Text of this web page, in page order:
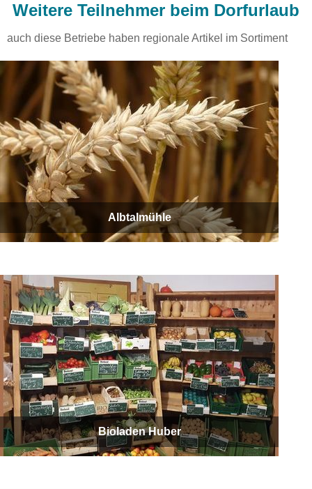
Weitere Teilnehmer beim Dorfurlaub
auch diese Betriebe haben regionale Artikel im Sortiment
Albtalmühle
Bioladen Huber